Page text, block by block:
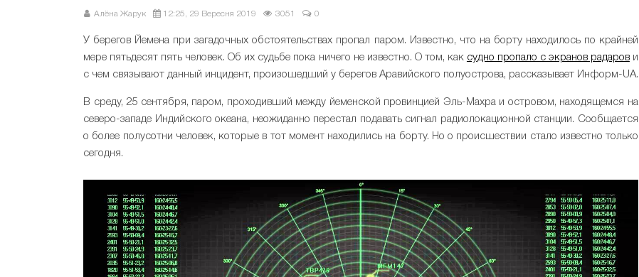
Алёна Жарук 12:25, 29 Вересня 2019 3051 0
У берегов Йемена при загадочных обстоятельствах пропал паром. Известно, что на борту находилось по крайней
мере пятьдесят пять человек. Об их судьбе пока ничего не известно. О том, как судно пропало с экранов радарови
с чем связывают данный инцидент, произошедший у берегов Аравийского полуострова, рассказывает Информ-UA.
В среду, 25 сентября, паром, проходивший между йеменской провинцией Эль-Махра и островом, находящемся на
северо-западе Индийского океана, неожиданно перестал подавать сигнал радиолокационной станции. Сообщается
о более полусотни человек, которые в тот момент находились на борту. Но о происшествии стало известно только
сегодня.